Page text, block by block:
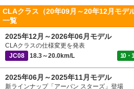
CLAクラス（20年09月～20年12月モデ
一覧
2025年12月～2026年06月モデル
CLAクラスの仕様変更を発表
JC08
18.3～20.0km/L 10・
2025年06月～2025年11月モデル
新ラインナップ「アーバン スターズ」登場